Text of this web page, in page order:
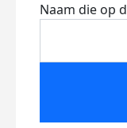
Naam die op